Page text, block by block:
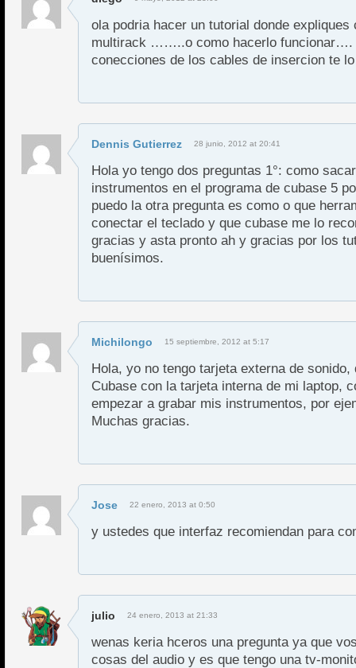
ola podria hacer un tutorial donde
multirack ……..o como hacerlo funcionar….
conecciones de los cables de insercion te
Dennis Gutierrez 28 junio, 2012 at 20:41
Hola yo tengo dos preguntas 1°: como
instrumentos en el programa de cubase 5
puedo la otra pregunta es como o que
conectar el teclado y que cubase me lo
gracias y asta pronto ah y gracias por los
buenísimos.
Michilongo 15 septiembre, 2012 at 5:17
Hola, yo no tengo tarjeta externa de sonido,
Cubase con la tarjeta interna de mi laptop,
empezar a grabar mis instrumentos, por
Muchas gracias.
Jose 22 enero, 2013 at 0:50
y ustedes que interfaz recomiendan para
julio 24 enero, 2013 at 21:33
wenas keria hceros una pregunta ya que
cosas del audio y es que tengo una tv-